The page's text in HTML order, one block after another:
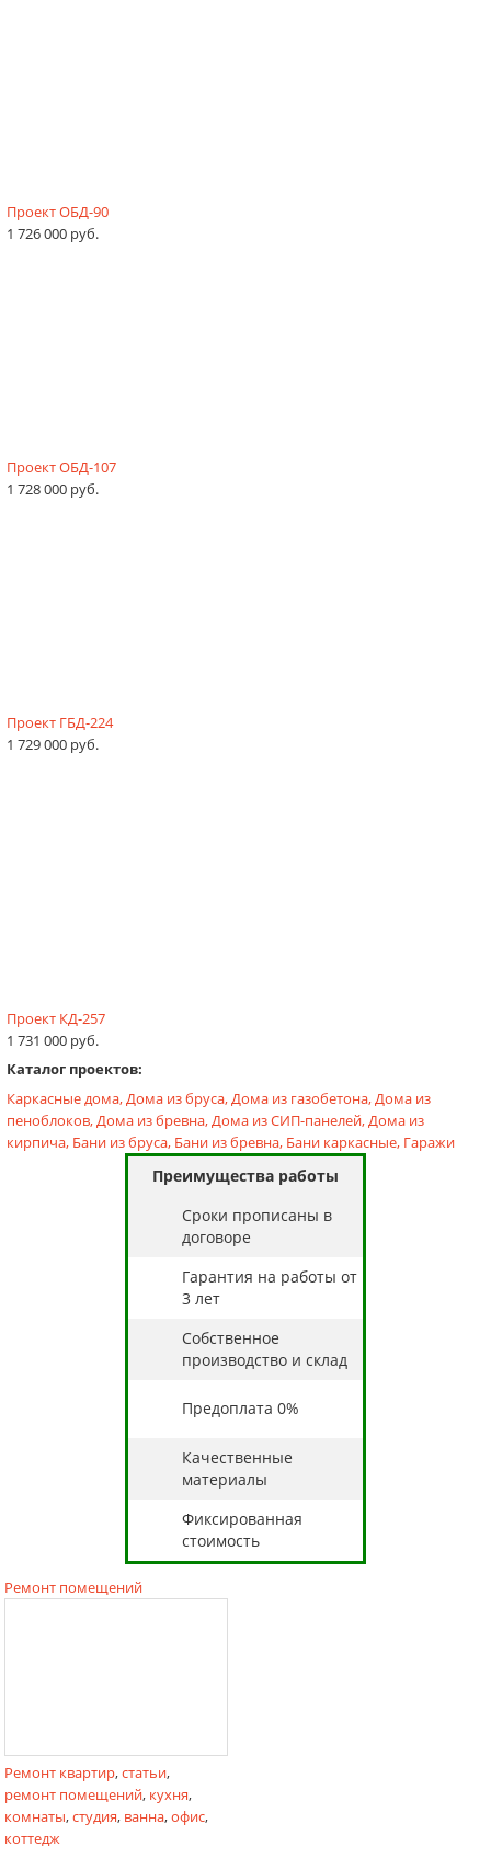
Проект ОБД-90
1 726 000 руб.
Проект ОБД-107
1 728 000 руб.
Проект ГБД-224
1 729 000 руб.
Проект КД-257
1 731 000 руб.
Каталог проектов:
Каркасные дома,Дома из бруса,Дома из газобетона,Дома из
пеноблоков,Дома из бревна,Дома из СИП-панелей,Дома из
кирпича, Бани из бруса, Бани из бревна, Бани каркасные, Гаражи
Преимущества работы
Cроки прописаны в
договоре
Гарантия на работы от
3 лет
Собственное
производство и склад
Предоплата 0%
Качественные
материалы
Фиксированная
стоимость
Ремонт помещений
Ремонт квартир,статьи,
ремонт помещений, кухня,
комнаты,студия, ванна,офис,
коттедж